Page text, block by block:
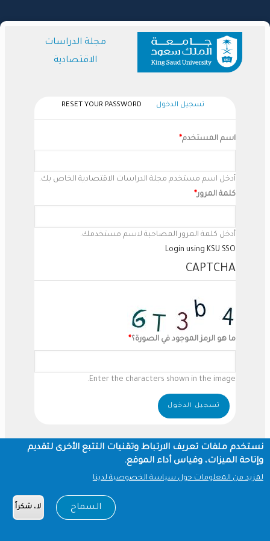
إلى
مجلة الدراسات
الاقتصادية
Primary
Tabs
تسجيل الدخول (علامة
التبويب
RESET YOUR PASSWORD
اسم المستخدم
أدخل اسم مستخدم مجلة الدراسات الاقتصادية الخاص بك.
كلمة المرور
أدخل كلمة المرور المصاحبة لاسم مستخدمك.
Login using KSU SSO
CAPTCHA
ما هو الرمز الموجود في الصورة؟
Enter the characters shown in the image.
نستخدم ملفات تعريف الارتباط وتقنيات التتبع الأخرى لتقديم
وإتاحة الميزات، وقياس أداء الموقع.
لمزيد من المعلومات حول سياسة الخصوصية لدينا
السماح لا، شكراً